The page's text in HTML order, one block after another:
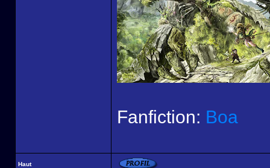
Fanfiction: Boa
Haut